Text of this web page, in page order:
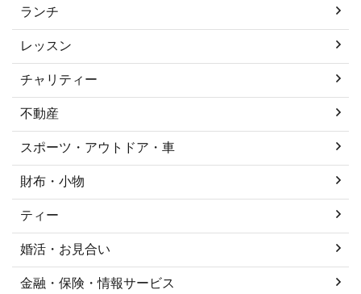
ランチ
レッスン
チャリティー
不動産
スポーツ・アウトドア・車
財布・小物
ティー
婚活・お見合い
金融・保険・情報サービス